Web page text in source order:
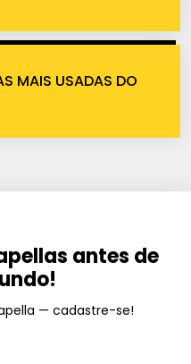
MAIS USADAS DO
antes de
— cadastre-se!